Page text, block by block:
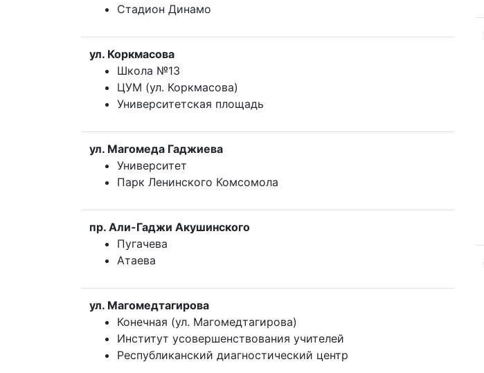
Стадион Динамо
ул. Коркмасова
Школа №13
ЦУМ (ул. Коркмасова)
Университетская площадь
ул. Магомеда Гаджиева
Университет
Парк Ленинского Комсомола
пр. Али-Гаджи Акушинского
Пугачева
Атаева
ул. Магомедтагирова
Конечная (ул. Магомедтагирова)
Институт усовершенствования учителей
Республиканский диагностический центр